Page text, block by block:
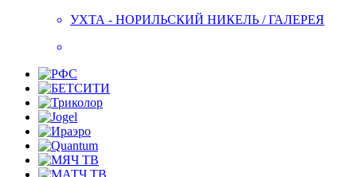
УХТА - НОРИЛЬСКИЙ НИКЕЛЬ / ГАЛЕРЕЯ